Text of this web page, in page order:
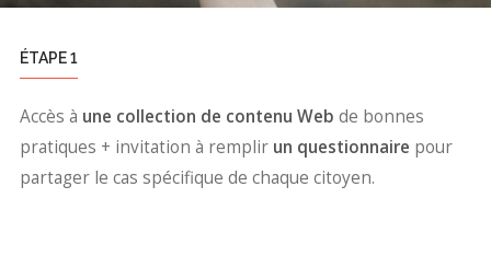
ÉTAPE 1
Accès à une collection de contenu Web de bonnes
pratiques + invitation à remplir un questionnaire pour
partager le cas spécifique de chaque citoyen.